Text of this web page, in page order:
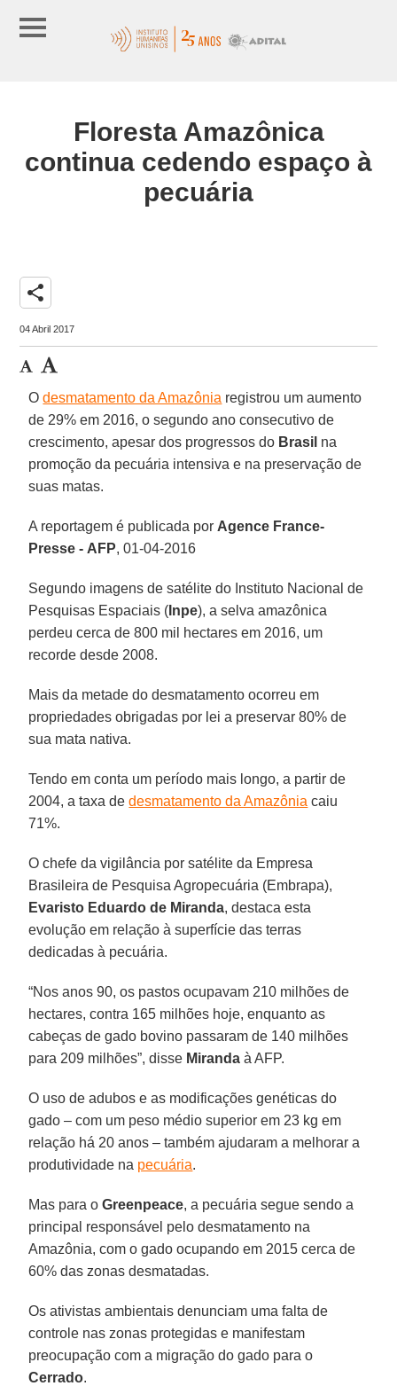
Floresta Amazônica
continua cedendo espaço à
pecuária
share
04 Abril 2017
Odesmatamento da Amazônia registrou um aumento
de 29% em 2016, o segundo ano consecutivo de
crescimento, apesar dos progressos do Brasil na
promoção da pecuária intensiva e na preservação de
suas matas.
A reportagem é publicada por Agence France-
Presse - AFP, 01-04-2016
Segundo imagens de satélite do Instituto Nacional de
Pesquisas Espaciais ( Inpe), a selva amazônica
perdeu cerca de 800 mil hectares em 2016, um
recorde desde 2008.
Mais da metade do desmatamento ocorreu em
propriedades obrigadas por lei a preservar 80% de
sua mata nativa.
Tendo em conta um período mais longo, a partir de
2004, a taxa dedesmatamento da Amazônia caiu
71%.
O chefe da vigilância por satélite da Empresa
Brasileira de Pesquisa Agropecuária (Embrapa),
Evaristo Eduardo de Miranda, destaca esta
evolução em relação à superfície das terras
dedicadas à pecuária.
“Nos anos 90, os pastos ocupavam 210 milhões de
hectares, contra 165 milhões hoje, enquanto as
cabeças de gado bovino passaram de 140 milhões
para 209 milhões”, disse Miranda à AFP.
O uso de adubos e as modificações genéticas do
gado – com um peso médio superior em 23 kg em
relação há 20 anos – também ajudaram a melhorar a
produtividade na pecuária.
Mas para oGreenpeace, a pecuária segue sendo a
principal responsável pelo desmatamento na
Amazônia, com o gado ocupando em 2015 cerca de
60% das zonas desmatadas.
Os ativistas ambientais denunciam uma falta de
controle nas zonas protegidas e manifestam
preocupação com a migração do gado para o
Cerrado.